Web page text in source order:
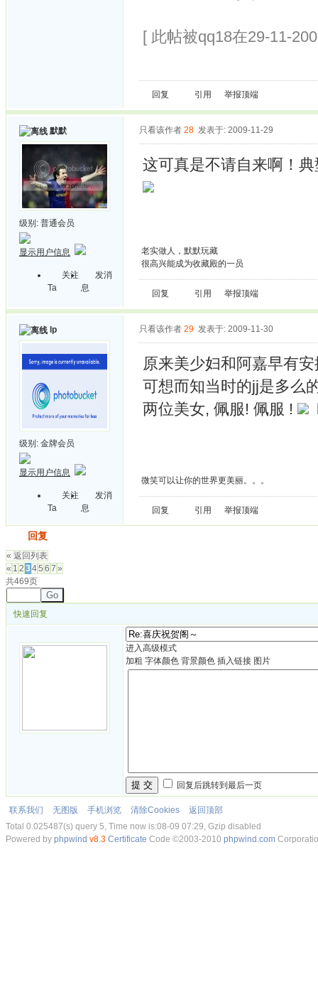
[ 此帖被qq18在29-11-
回复 引用 举报顶端
默默
级别: 普通会员
显示用户信息
关注
Ta
发消
息
只看该作者 28 发表于: 2009-11-29
这可真是不请自来啊！
老实做人，默默玩藏
很高兴能成为收藏殿的一员
回复 引用 举报顶端
lp
级别: 金牌会员
显示用户信息
关注
Ta
发消
息
只看该作者 29 发表于: 2009-11-30
原来美少妇和阿嘉早有
可想而知当时的jj是多么
两位美女, 佩服! 佩服 !
微笑可以让你的世界更美丽。。。
回复 引用 举报顶端
回复
« 返回列表
« 1 2 345 6 7 »
共469页
Go
快速回复
进入高级模式
加粗 字体颜色 背景颜色 插入链接 图片
提 交 回复后跳转到最后一页
联系我们 无图版 手机浏览 清除Cookies
返回顶部
Total 0.025487(s) query 5, Time now is:08-09 07:29, Gzip disabled
Powered by phpwind v8.3 Certificate Code ©2003-2010 phpwind.com